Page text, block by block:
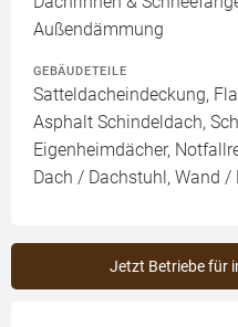
Außendämmung
GEBÄUDETEILE
Satteldacheindeckung,
Asphalt Schindeldach,
Eigenheimdächer,
Dach / Dachstuhl, Wand /
Jetzt Betriebe für